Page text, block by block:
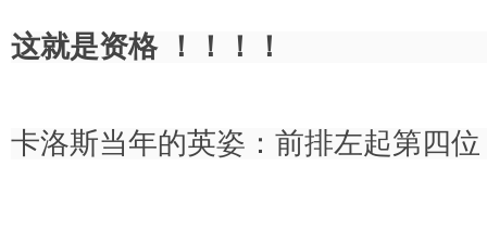
这就是资格 ！！！！
卡洛斯当年的英姿：前排左起第四位